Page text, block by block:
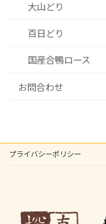
大山どり
百日どり
国産合鴨ロース
お問合わせ
プライバシーポリシー